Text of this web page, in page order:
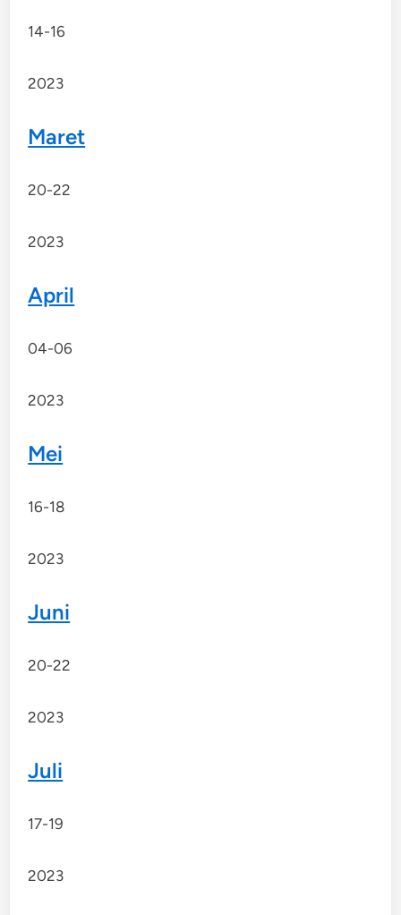
14-16
2023
Maret
20-22
2023
April
04-06
2023
Mei
16-18
2023
Juni
20-22
2023
Juli
17-19
2023